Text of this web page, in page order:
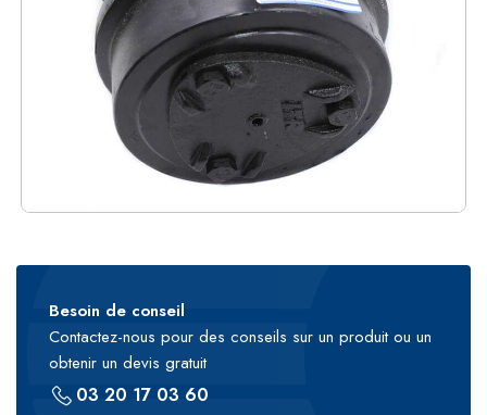
Besoin de conseil
Contactez-nous pour des conseils sur un produit ou un
obtenir un devis gratuit
03 20 17 03 60